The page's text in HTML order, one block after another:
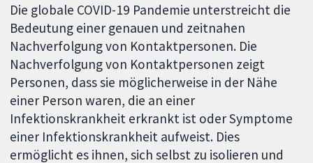
Die globale COVID-19 Pandemie unterstreicht die
Bedeutung einer genauen und zeitnahen
Nachverfolgung von Kontaktpersonen. Die
Nachverfolgung von Kontaktpersonen zeigt
Personen, dass sie möglicherweise in der Nähe
einer Person waren, die an einer
Infektionskrankheit erkrankt ist oder Symptome
einer Infektionskrankheit aufweist. Dies
ermöglicht es ihnen, sich selbst zu isolieren und